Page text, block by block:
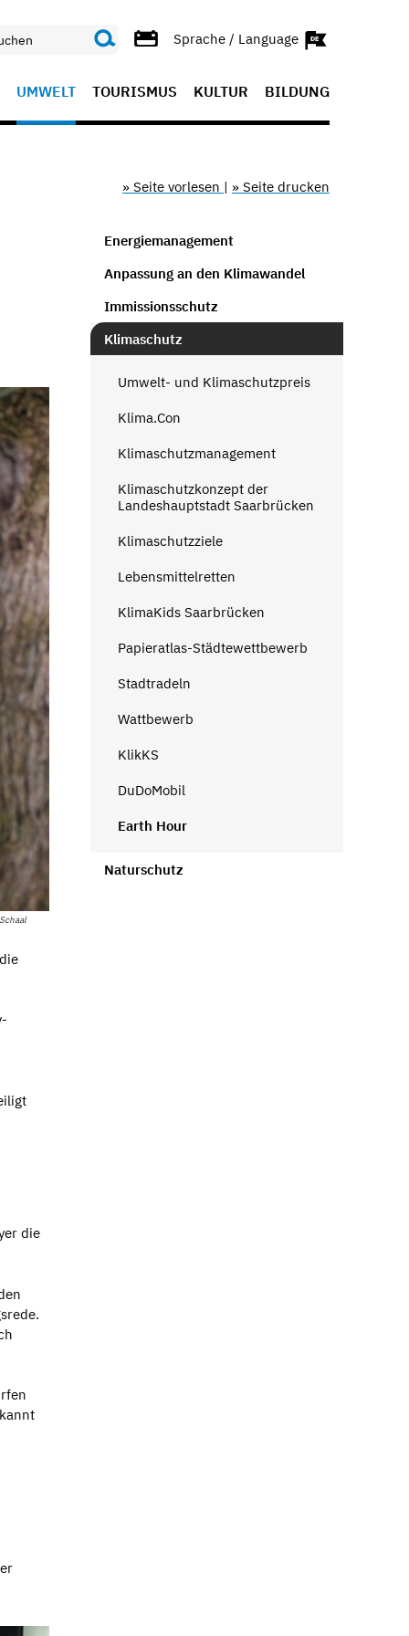
Sprache / Language
UMWELT TOURISMUS KULTUR BILDUNG
» Seite vorlesen | » Seite drucken
die
Energiemanagement
Anpassung an den Klimawandel
Immissionsschutz
Klimaschutz
Umwelt- und Klimaschutzpreis
Klima.Con
Klimaschutzmanagement
Klimaschutzkonzept der
Landeshauptstadt Saarbrücken
Klimaschutzziele
Lebensmittelretten
KlimaKids Saarbrücken
Papieratlas-Städtewettbewerb
Stadtradeln
Wattbewerb
KlikKS
DuDoMobil
Earth Hour
Naturschutz